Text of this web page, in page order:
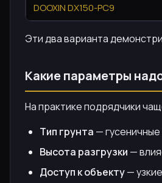
DOOXIN DX150-PC9
Эти два варианта
Какие параметры
На практике подрядчики
Тип грунта —
Высота разгрузки —
Доступ к объекту—